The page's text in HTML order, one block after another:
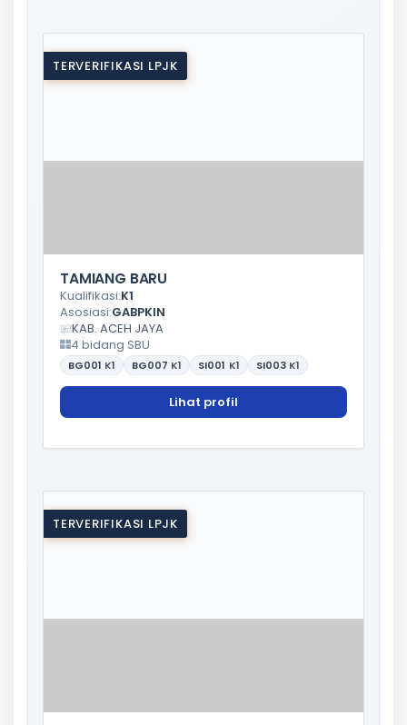
TERVERIFIKASI LPJK
TAMIANG BARU
Kualifikasi:K1
Asosiasi:GABPKIN
KAB. ACEH JAYA
4 bidang SBU
BG001 K1 BG007 K1 SI001 K1 SI003 K1
Lihat profil
TERVERIFIKASI LPJK